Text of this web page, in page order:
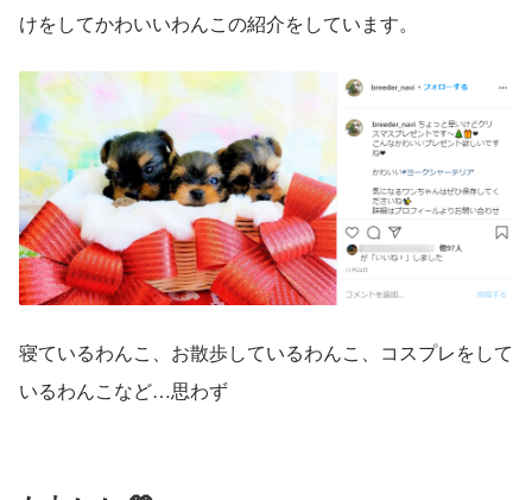
けをしてかわいいわんこの紹介をしています。
寝ているわんこ、お散歩しているわんこ、コスプレをして
いるわんこなど…思わず